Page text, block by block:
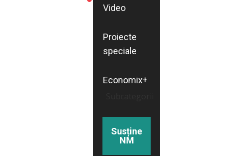
Video
Proiecte
speciale
Economix+
Susține
NM